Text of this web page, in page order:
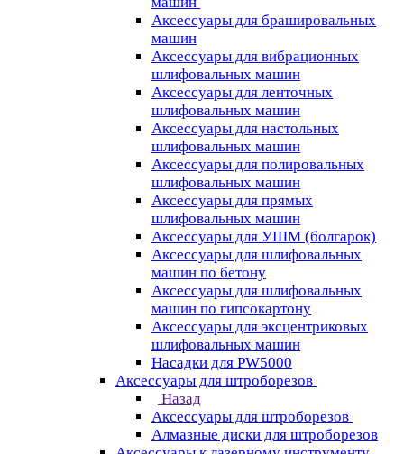
Аксессуары для брашировальных
машин
Аксессуары для вибрационных
шлифовальных машин
Аксессуары для ленточных
шлифовальных машин
Аксессуары для настольных
шлифовальных машин
Аксессуары для полировальных
шлифовальных машин
Аксессуары для прямых
шлифовальных машин
Аксессуары для УШМ (болгарок)
Аксессуары для шлифовальных
машин по бетону
Аксессуары для шлифовальных
машин по гипсокартону
Аксессуары для эксцентриковых
шлифовальных машин
Насадки для PW5000
Аксессуары для штроборезов
Назад
Аксессуары для штроборезов
Алмазные диски для штроборезов